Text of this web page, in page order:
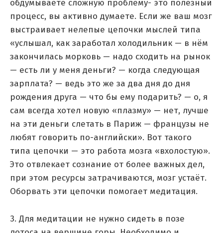
обдумываете сложную проблему- это полезный
процесс, вы активно думаете. Если же ваш мозг
выстраивает нелепые цепочки мыслей типа
«услышал, как заработал холодильник — в нём
закончилась морковь — надо сходить на рынок
— есть ли у меня деньги? — когда следующая
зарплата? — ведь это же за два дня до дня
рождения друга — что бы ему подарить? — о, я
сам всегда хотел новую «плазму» — нет, лучше
на эти деньги слетать в Париж — французы не
любят говорить по-английски». Вот такого
типа цепочки — это работа мозга «вхолостую».
Это отвлекает сознание от более важных дел,
при этом ресурсы затрачиваются, мозг устаёт.
Оборвать эти цепочки помогает медитация.
3. Для медитации не нужно сидеть в позе